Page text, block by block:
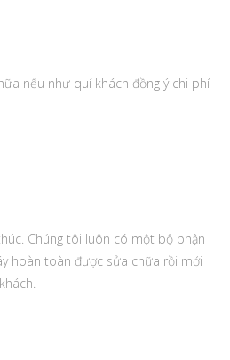
nếu như quí khách đồng ý chi phí
Chúng tôi luôn có một bộ phận
hoàn toàn được sửa chữa rồi mới